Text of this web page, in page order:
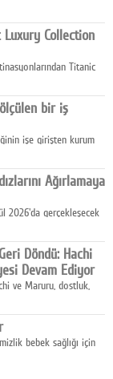
Luxury Collection
Titanic
yıldızları ağırlamaya
bir iş
işe girişten kurum
Ağırlamaya
2026'da gerçekleşecek
getirmeye
Döndü: Hachi
Devam Ediyor
ve Maruru, dostluk,
bebek sağlığı için